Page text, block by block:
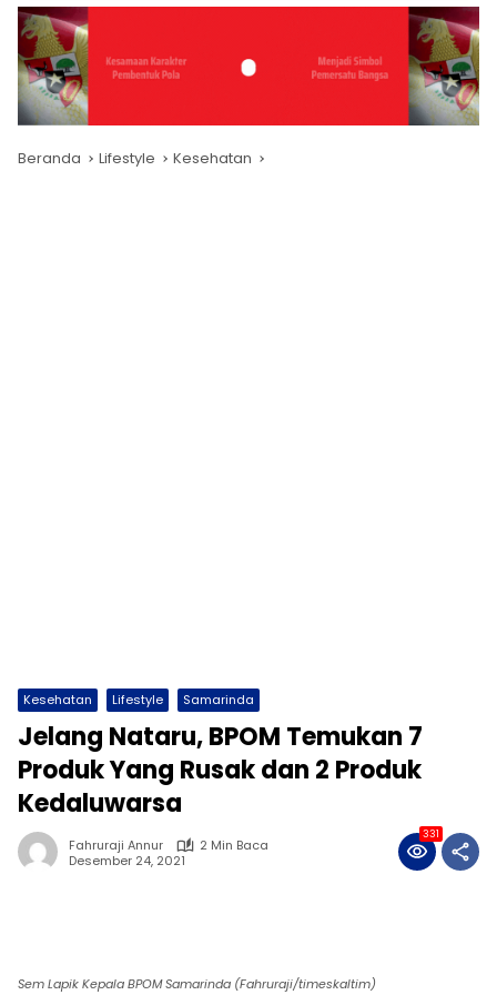
Beranda Lifestyle Kesehatan
Kesehatan Lifestyle Samarinda
Jelang Nataru, BPOM Temukan 7
Produk Yang Rusak dan 2 Produk
Kedaluwarsa
Fahruraji Annur
2 Min Baca
Desember 24, 2021
331
Sem Lapik Kepala BPOM Samarinda (Fahruraji/timeskaltim)